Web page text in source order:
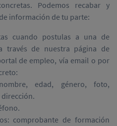
Podemos recabar y
información de tu parte:
cuando postulas a una de
través de nuestra página de
de empleo, vía email o por
edad, género, foto,
comprobante de formación